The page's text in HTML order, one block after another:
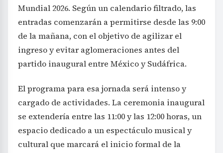
Mundial 2026. Según un calendario filtrado, las
entradas comenzarán a permitirse desde las 9:00
de la mañana, con el objetivo de agilizar el
ingreso y evitar aglomeraciones antes del
partido inaugural entre México y Sudáfrica.
El programa para esa jornada será intenso y
cargado de actividades. La ceremonia inaugural
se extendería entre las 11:00 y las 12:00 horas, un
espacio dedicado a un espectáculo musical y
cultural que marcará el inicio formal de la